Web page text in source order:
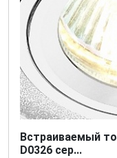
Встраиваемый
D0326 сер...